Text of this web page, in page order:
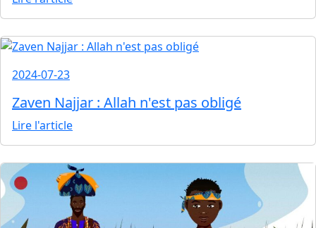
2024-07-23
Zaven Najjar : Allah n'est pas obligé
Lire l'article